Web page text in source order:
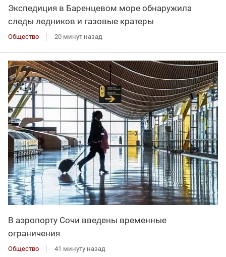
Экспедиция в Баренцевом море обнаружила
следы ледников и газовые кратеры
Общество 20 минут назад
В аэропорту Сочи введены временные
ограничения
Общество 41 минуту назад